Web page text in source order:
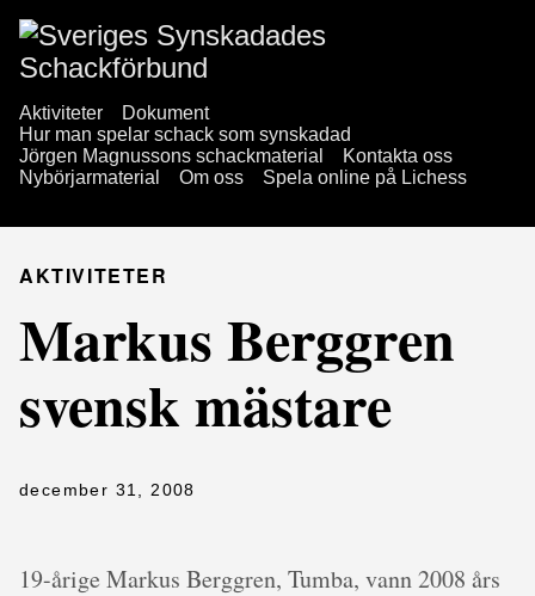
Aktiviteter
Dokument
Hur man spelar schack som synskadad
Jörgen Magnussons schackmaterial
Kontakta oss
Nybörjarmaterial
Om oss Spela online på Lichess
AKTIVITETER
Markus Berggren
svensk mästare
december 31, 2008
19-årige Markus Berggren, Tumba, vann 2008 års